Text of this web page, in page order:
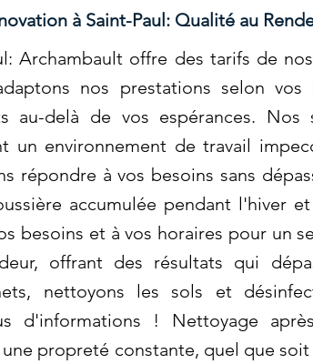
à Saint-Paul: Qualité au
Archambault offre des tarifs de
nos prestations selon vos
au-delà de vos espérances.
un environnement de travail
répondre à vos besoins sans
accumulée pendant l'hiver
besoins et à vos horaires pour un
offrant des résultats qui
nettoyons les sols et
d'informations ! Nettoyage
propreté constante, quel que